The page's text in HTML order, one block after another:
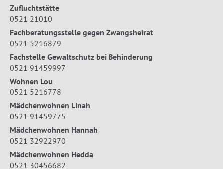
Zufluchtstätte
0521 21010
Fachberatungsstelle gegen Zwangsheirat
0521 5216879
Fachstelle Gewaltschutz bei Behinderung
0521 91459997
Wohnen Lou
0521 5216778
Mädchenwohnen Linah
0521 91459775
Mädchenwohnen Hannah
0521 32922970
Mädchenwohnen Hedda
0521 30456682